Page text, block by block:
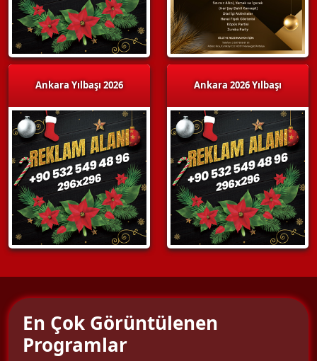
Ankara Yılbaşı 2026 Ankara 2026 Yılbaşı
En Çok Görüntülenen
Programlar